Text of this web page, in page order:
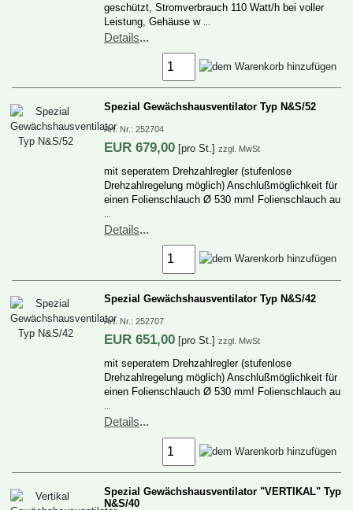
geschützt,Stromverbrauch110Watt/hbeivoller
Leistung,Gehäusew
Details...
SpezialGewächshausventilatorTypN&S/52
Art.Nr.: 252704
EUR 679,00 [proSt.] zzgl.MwSt
mitseperatemDrehzahlregler(stufenlose
Drehzahlregelungmöglich)Anschlußmöglichkeitfür
einenFolienschlauchØ530mm!Folienschlauchau
…
Details...
SpezialGewächshausventilatorTypN&S/42
Art.Nr.: 252707
EUR 651,00 [proSt.] zzgl.MwSt
mitseperatemDrehzahlregler(stufenlose
Drehzahlregelungmöglich)Anschlußmöglichkeitfür
einenFolienschlauchØ530mm!Folienschlauchau
…
Details...
SpezialGewächshausventilator"VERTIKAL"Typ
N&S/40